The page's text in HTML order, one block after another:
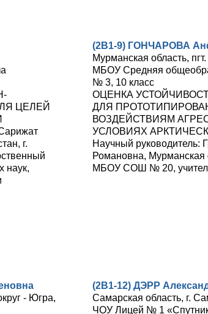
ЦЕЛЕЙ
г.
наук,
(2В1-9) ГОНЧАРОВА
Мурманская область,
МБОУ Средняя
№ 3, 10 класс
ОЦЕНКА
ДЛЯ
ВОЗДЕЙСТВИЯМ
УСЛОВИЯХ
Научный руководитель:
Романовна, Мурманская
МБОУ СОШ № 20,
- Югра,
(2В1-12) ДЭРР
Самарская область, г.
ЧОУ Лицей № 1